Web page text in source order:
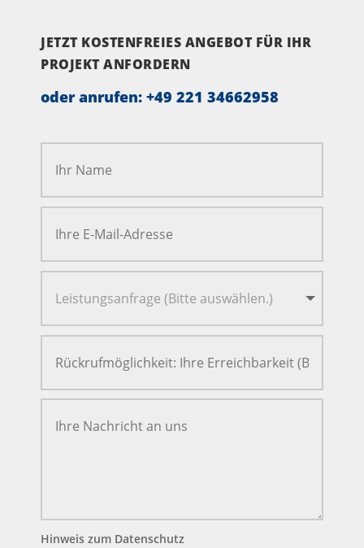
JETZT KOSTENFREIES ANGEBOT FÜR IHR
PROJEKT ANFORDERN
oder anrufen: +49 221 34662958
Hinweis zum Datenschutz